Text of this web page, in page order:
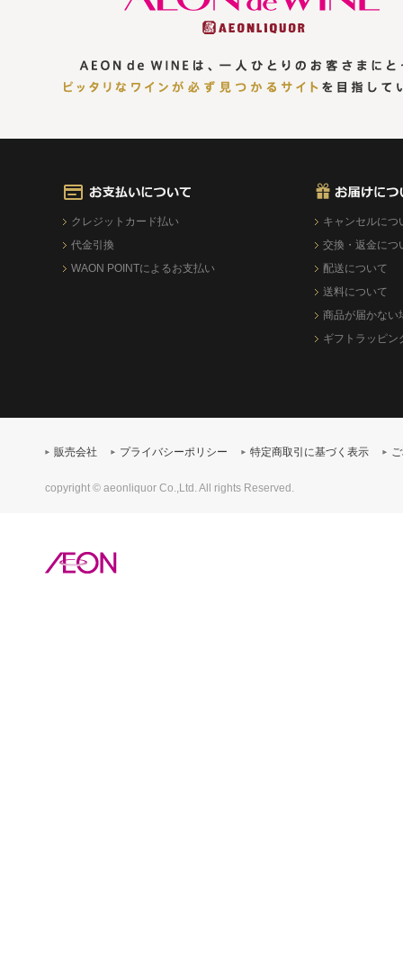
クレジットカード払い
代金引換
WAON POINTによるお支払い
キャンセルにつ
交換・返金につ
配送について
送料について
商品が届かない
ギフトラッピン
販売会社 プライバシーポリシー 特定商取引に基づく表示
copyright © aeonliquor Co.,Ltd. All rights Reserved.